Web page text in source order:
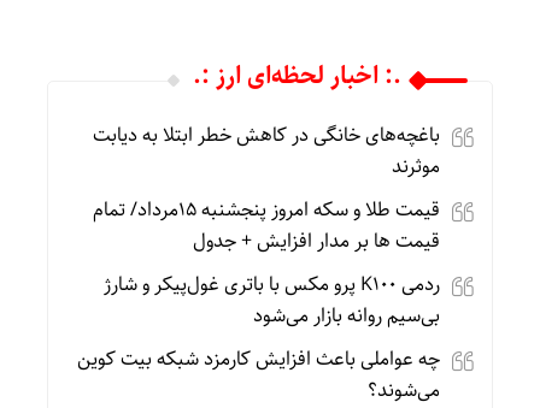
.: اخبار لحظه‌ای ارز :.
باغچه‌های خانگی در کاهش خطر ابتلا به دیابت
موثرند
قیمت طلا و سکه امروز پنجشنبه 15مرداد/ تمام
قیمت ها بر مدار افزایش + جدول
ردمی K100 پرو مکس با باتری غول‌پیکر و شارژ
بی‌سیم روانه بازار می‌شود
چه عواملی باعث افزایش کارمزد شبکه بیت کوین
می‌شوند؟